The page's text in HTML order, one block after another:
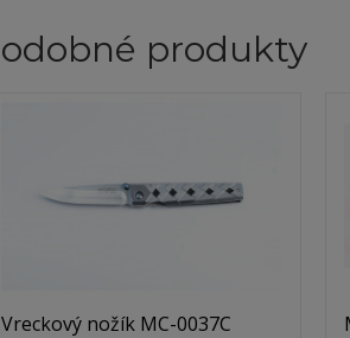
produkty
Vreckový nožík MC-0037C